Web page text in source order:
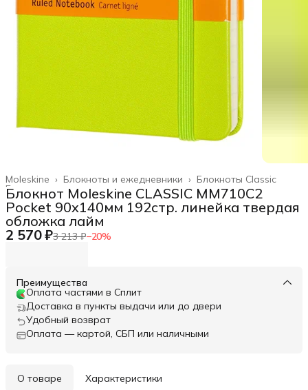
Блокноты Classic
Блокноты и ежедневники ›
Moleskine ›
Главная ›
Блокнот Moleskine CLASSIC MM710C2
Pocket 90x140мм 192стр. линейка твердая
обложка лайм
2 570 ₽3 213 ₽−20%
Преимущества
Оплата частями в Сплит
Доставка в пункты выдачи или до двери
Удобный возврат
Оплата — картой, СБП или наличными
О товаре Характеристики